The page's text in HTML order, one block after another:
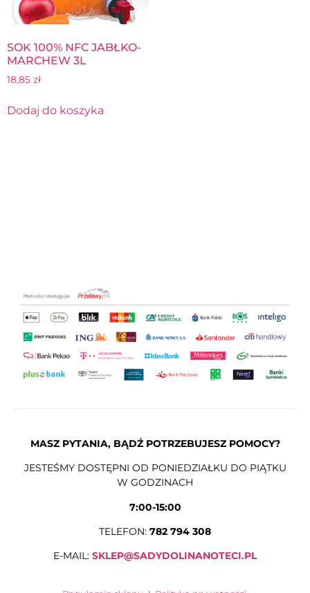
SOK 100% NFC JABŁKO-
MARCHEW 3L
18,85 zł
Dodaj do koszyka
MASZ PYTANIA, BĄDŹ POTRZEBUJESZ POMOCY?
JESTEŚMY DOSTĘPNI OD PONIEDZIAŁKU DO PIĄTKU
W GODZINACH
7:00-15:00
TELEFON: 782 794 308
E-MAIL: SKLEP@SADYDOLINANOTECI.PL